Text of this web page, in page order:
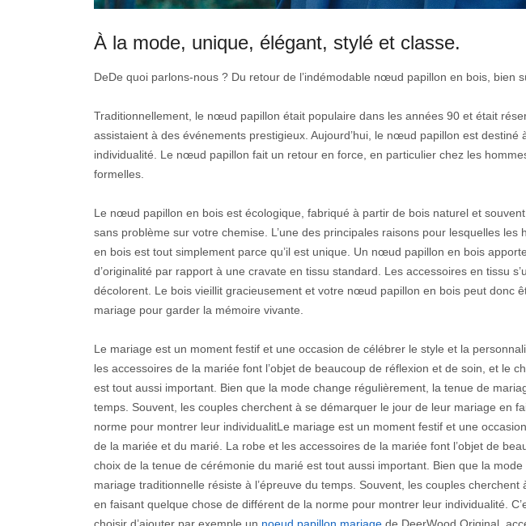
À la mode, unique, élégant, stylé et classe.
DeDe quoi parlons-nous ? Du retour de l’indémodable nœud papillon en bois, bien
Traditionnellement, le nœud papillon était populaire dans les années 90 et était
assistaient à des événements prestigieux. Aujourd’hui, le nœud papillon est destiné
individualité. Le nœud papillon fait un retour en force, en particulier chez les
formelles.
Le nœud papillon en bois est écologique, fabriqué à partir de bois naturel et
sans problème sur votre chemise. L’une des principales raisons pour lesquelles
en bois est tout simplement parce qu’il est unique. Un nœud papillon en bois
d’originalité par rapport à une cravate en tissu standard. Les accessoires en tissu
décolorent. Le bois vieillit gracieusement et votre nœud papillon en bois peut donc
mariage pour garder la mémoire vivante.
Le mariage est un moment festif et une occasion de célébrer le style et la
les accessoires de la mariée font l’objet de beaucoup de réflexion et de soin, et le
est tout aussi important. Bien que la mode change régulièrement, la tenue de
temps. Souvent, les couples cherchent à se démarquer le jour de leur mariage en
norme pour montrer leur individualitLe mariage est un moment festif et une
de la mariée et du marié. La robe et les accessoires de la mariée font l’objet de
choix de la tenue de cérémonie du marié est tout aussi important. Bien que la
mariage traditionnelle résiste à l’épreuve du temps. Souvent, les couples
en faisant quelque chose de différent de la norme pour montrer leur individualité.